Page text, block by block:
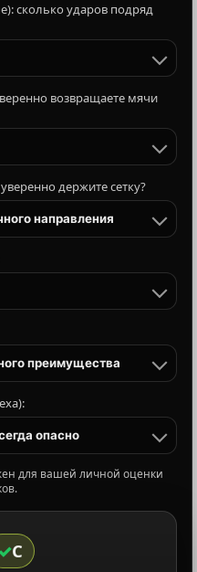
сколько ударов подряд
возвращаете мячи
держите сетку?
направления
преимущества
опасно
для вашей личной оценки
C